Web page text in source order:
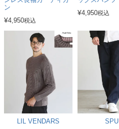
ン
¥4,950税込
¥4,950税込
LIL VENDARS
SPU